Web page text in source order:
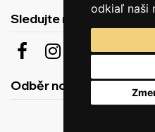
odkiaľ naši
Sledujte nás
Odběr novinek